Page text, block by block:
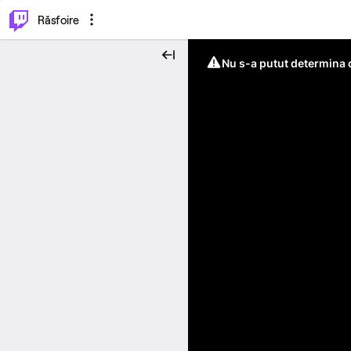
Răsfoire
Nu s-a putut